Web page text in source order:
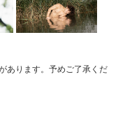
あります。予めご了承くだ